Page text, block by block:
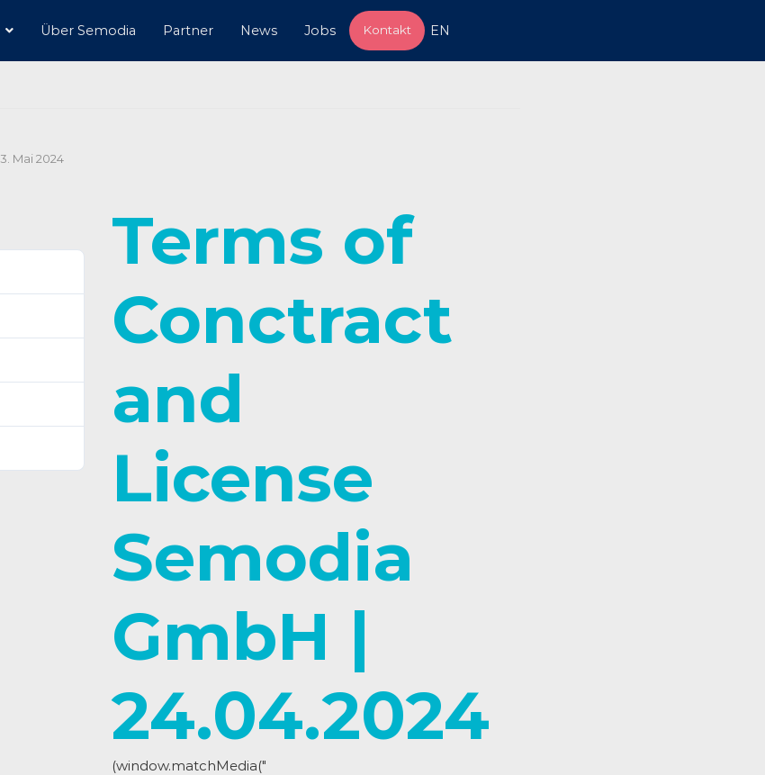
Über Semodia Partner News Jobs Kontakt EN
3. Mai 2024
Terms of
Conctract
and
License
Semodia
GmbH |
24.04.2024
(window.matchMedia("